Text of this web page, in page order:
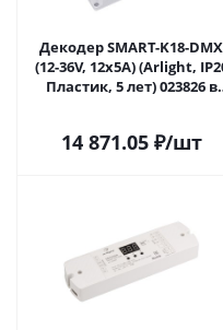
Декодер SMART-K18-DMX
(12-36V, 12x5A) (Arlight,
Пластик, 5 лет) 023826 в
14 871.05₽/шт